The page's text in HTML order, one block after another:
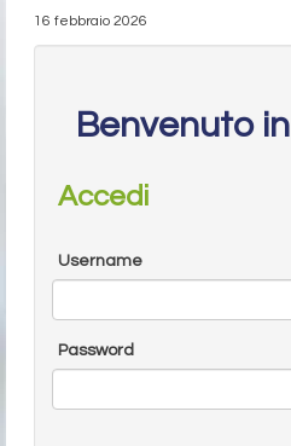
16 febbraio 2026
Benvenuto
Accedi
Username
Password